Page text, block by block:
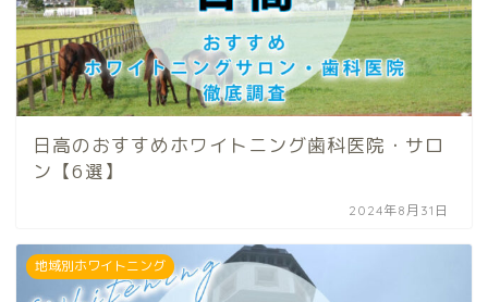
日高のおすすめホワイトニング歯科医院・サロ
ン【6選】
2024年8月31日
地域別ホワイトニング